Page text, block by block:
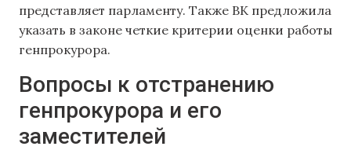
представляет парламенту. Также ВК предложила
указать в законе четкие критерии оценки работы
генпрокурора.
Вопросы к отстранению
генпрокурора и его
заместителей